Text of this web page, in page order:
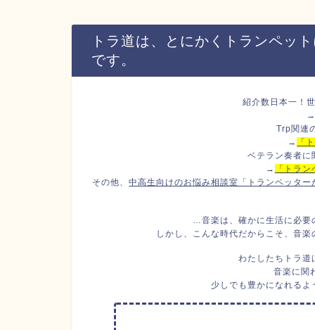
トラ道は、とにかくトランペッ
です。
紹介数日本一！
Trp関連
→
「
ベテラン奏者に
→
「トラ
その他、中高生向けのお悩み相談室「トランペッター
…音楽は、確かに生活に必要
しかし、こんな時代だからこそ、音
わたしたちトラ道
音楽に関
少しでも豊かになれる